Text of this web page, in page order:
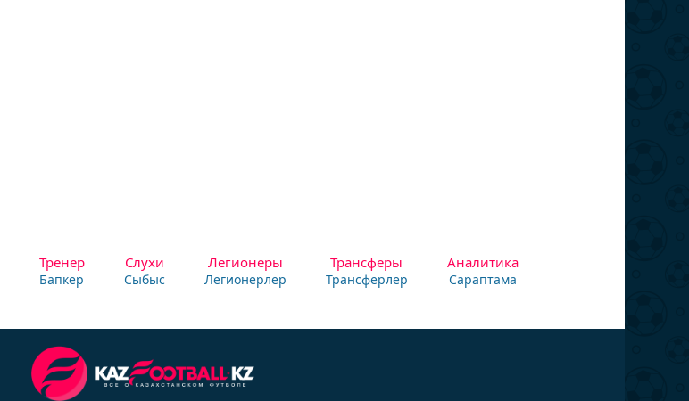
Тренер
Бапкер
Слухи
Сыбыс
Легионеры
Легионерлер
Трансферы
Трансферлер
Аналитика
Сараптама